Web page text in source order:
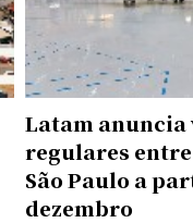
Latam anuncia
regulares
São Paulo a
dezembro